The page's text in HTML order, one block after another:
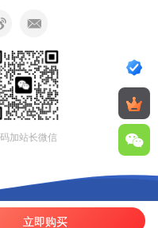
加站长微信
立即购买